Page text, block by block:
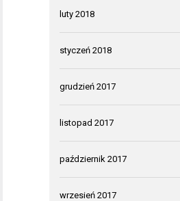
luty 2018
styczeń 2018
grudzień 2017
listopad 2017
październik 2017
wrzesień 2017